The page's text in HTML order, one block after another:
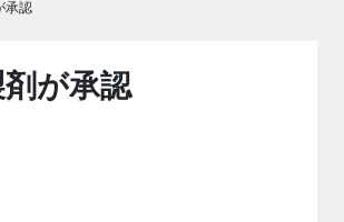
承認
が承認